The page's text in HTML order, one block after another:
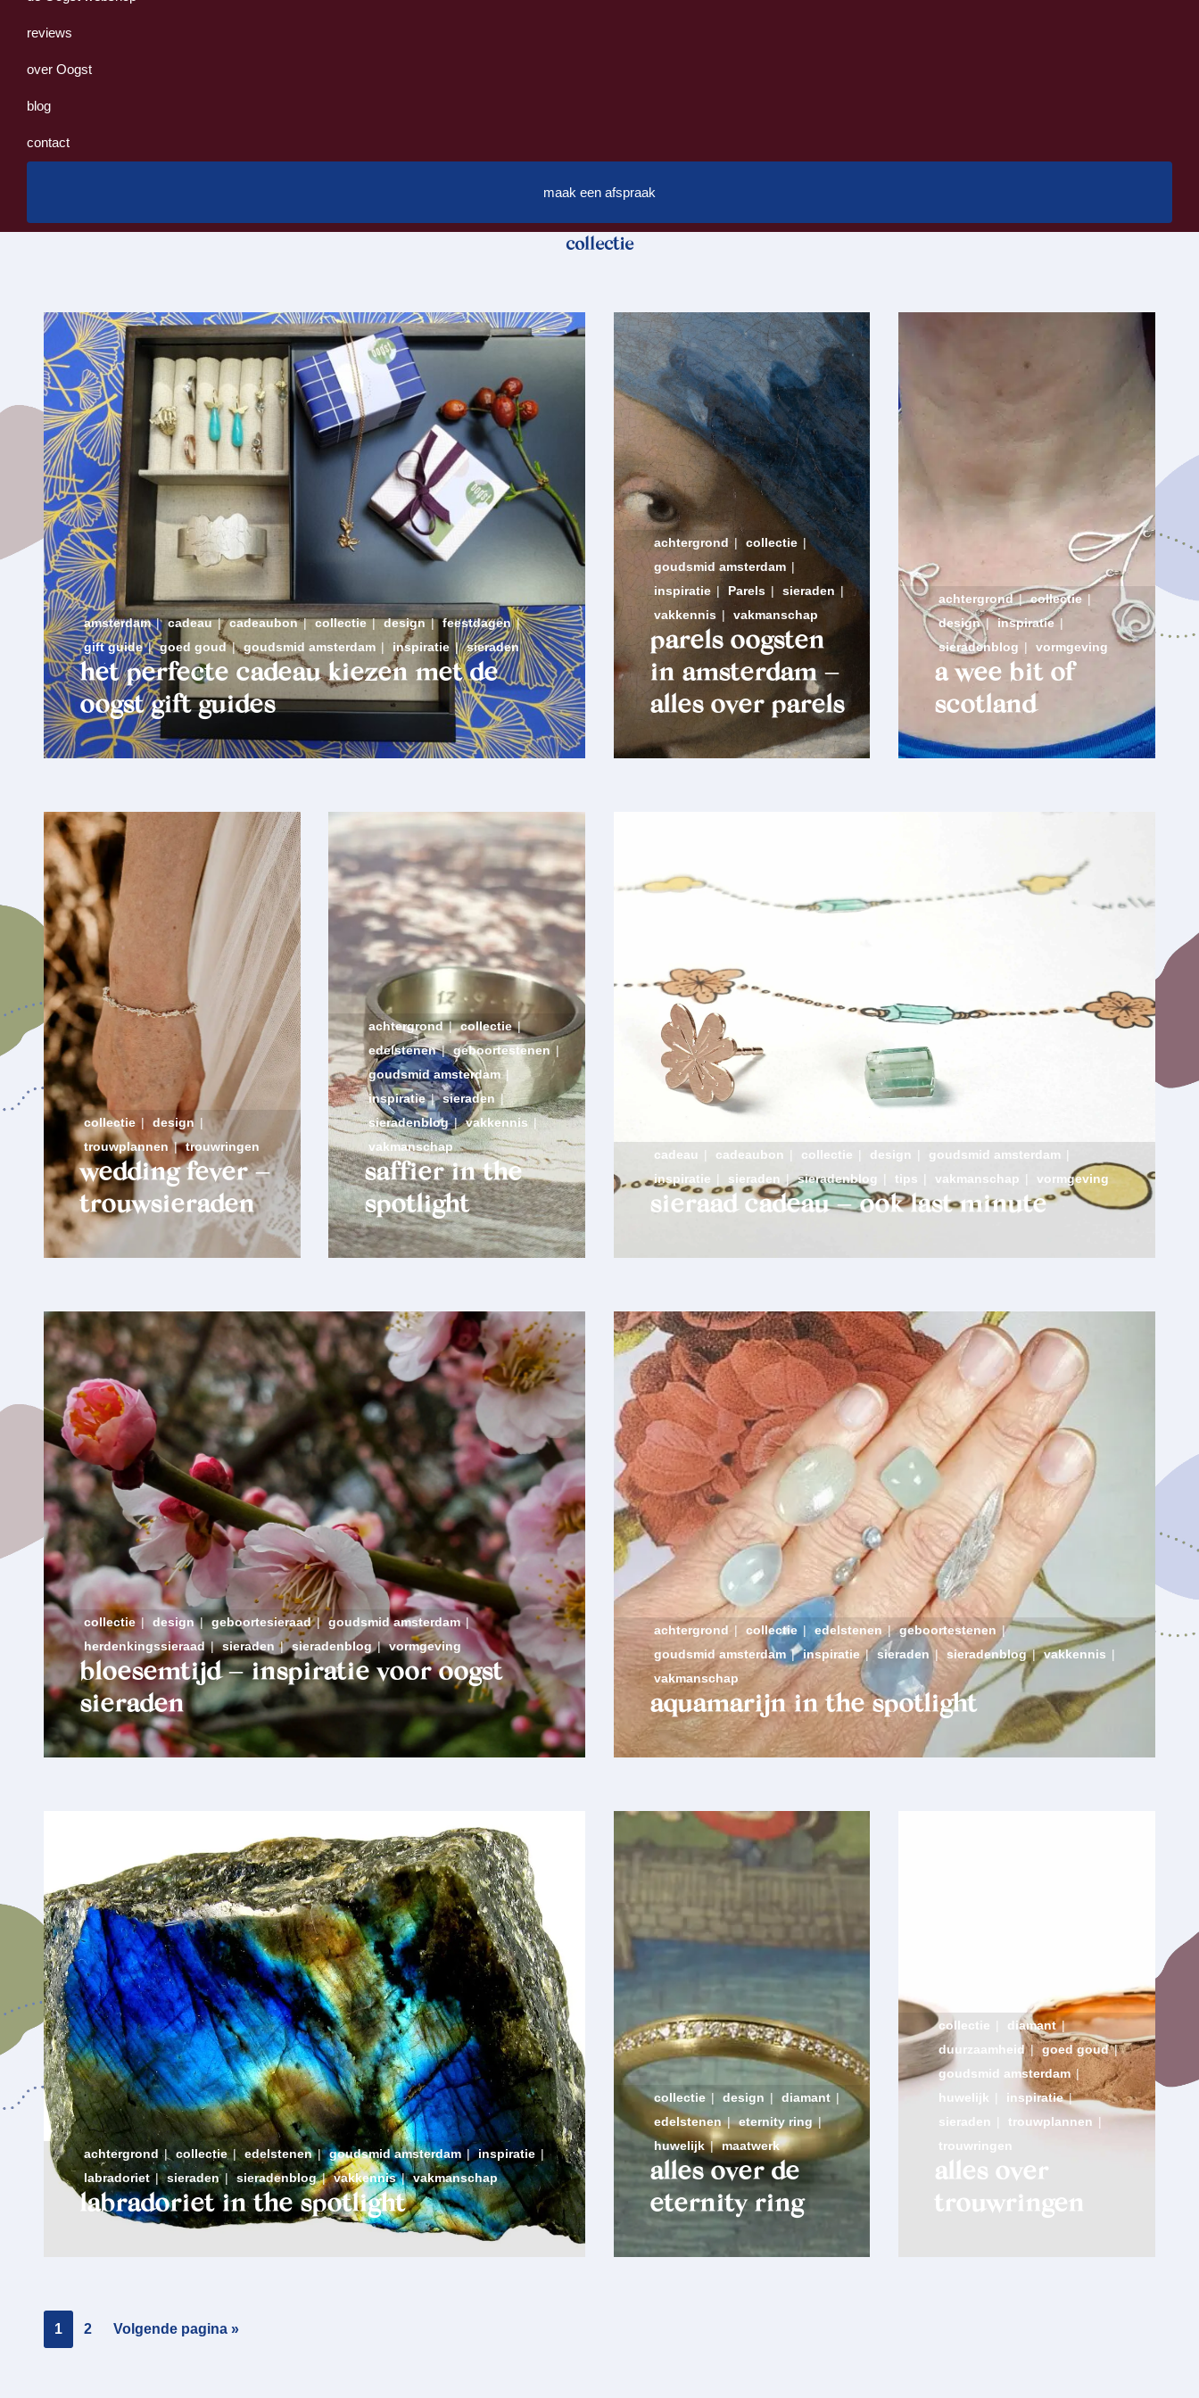
reviews
over Oogst
blog
contact
maak een afspraak
collectie
amsterdam | cadeau | cadeaubon | collectie | design | feestdagen |
gift guide | goed goud | goudsmid amsterdam | inspiratie | sieraden
hét perfecte cadeau kiezen met de
oogst gift guides
achtergrond | collectie |
goudsmid amsterdam |
inspiratie | Parels | sieraden |
vakkennis | vakmanschap
parels oogsten
in amsterdam –
alles over parels
achtergrond | collectie |
design | inspiratie |
sieradenblog | vormgeving
a wee bit of
scotland
collectie | design |
trouwplannen | trouwringen
wedding fever–
trouwsieraden
achtergrond | collectie |
edelstenen | geboortestenen |
goudsmid amsterdam |
inspiratie | sieraden |
sieradenblog | vakkennis |
vakmanschap
saffier in the
spotlight
cadeau | cadeaubon | collectie | design goudsmid amsterdam |
inspiratie | sieraden | sieradenblog tips vakmanschap | vormgeving
sieraad cadeau – ook last minute
collectie | design | geboortesieraad | goudsmid amsterdam |
herdenkingssieraad | sieraden | sieradenblog | vormgeving
bloesemtijd – inspiratie voor oogst
sieraden
achtergrond | collectie | edelstenen | geboortestenen |
goudsmid amsterdam | inspiratie | sieraden | sieradenblog | vakkennis |
vakmanschap
aquamarijn in the spotlight
achtergrond | collectie | edelstenen | goudsmid amsterdam | inspiratie |
labradoriet | sieraden | sieradenblog | vakkennis | vakmanschap
labradoriet in the spotlight
collectie | design | diamant |
edelstenen | eternity ring |
huwelijk | maatwerk
alles over de
eternity ring
collectie diamant |
duurzaamheid | goed goud |
goudsmid amsterdam |
huwelijk
inspiratie |
sieraden
trouwplannen |
trouwringen
alles over
trouwringen
Pagina
1 Pagina
2
Ga
Volgende pagina »